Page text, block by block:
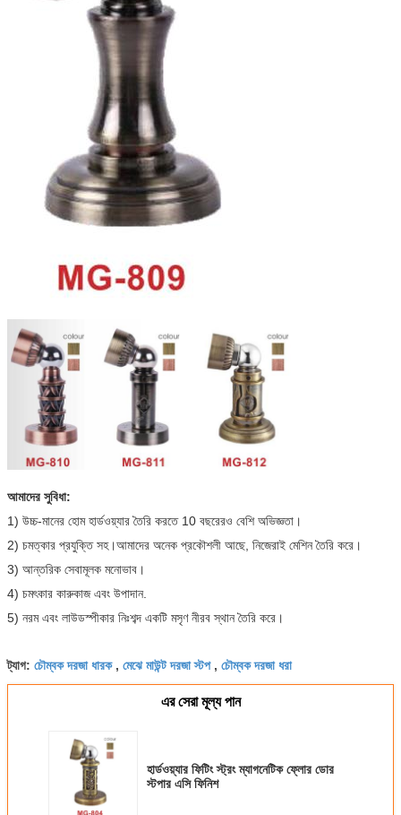
আমাদের সুবিধা:
1) উচ্চ-মানের হোম হার্ডওয়্যার তৈরি করতে 10 বছরেরও বেশি অভিজ্ঞতা।
2) চমত্কার প্রযুক্তি সহ।আমাদের অনেক প্রকৌশলী আছে, নিজেরাই মেশিন তৈরি করে।
3) আন্তরিক সেবামূলক মনোভাব।
4) চমৎকার কারুকাজ এবং উপাদান.
5) নরম এবং লাউডস্পীকার নিঃশব্দ একটি মসৃণ নীরব স্থান তৈরি করে।
ট্যাগ: চৌম্বক দরজা ধারক, মেঝে মাউন্ট দরজা স্টপ, চৌম্বক দরজা ধরা
এর সেরা মূল্য পান
হার্ডওয়্যার ফিটিং স্ট্রং ম্যাগনেটিক ফ্লোর ডোর
স্টপার এসি ফিনিশ